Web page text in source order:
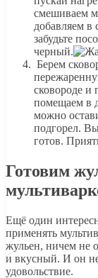
смешиваем
добавляем в
забудьте
черный.
Берем
сковороде и
помещаем в
можно
подгорел.
готов.
Готовим
Ещё один
применять
жульен, ничем не
и вкусный. И он
удовольствие.